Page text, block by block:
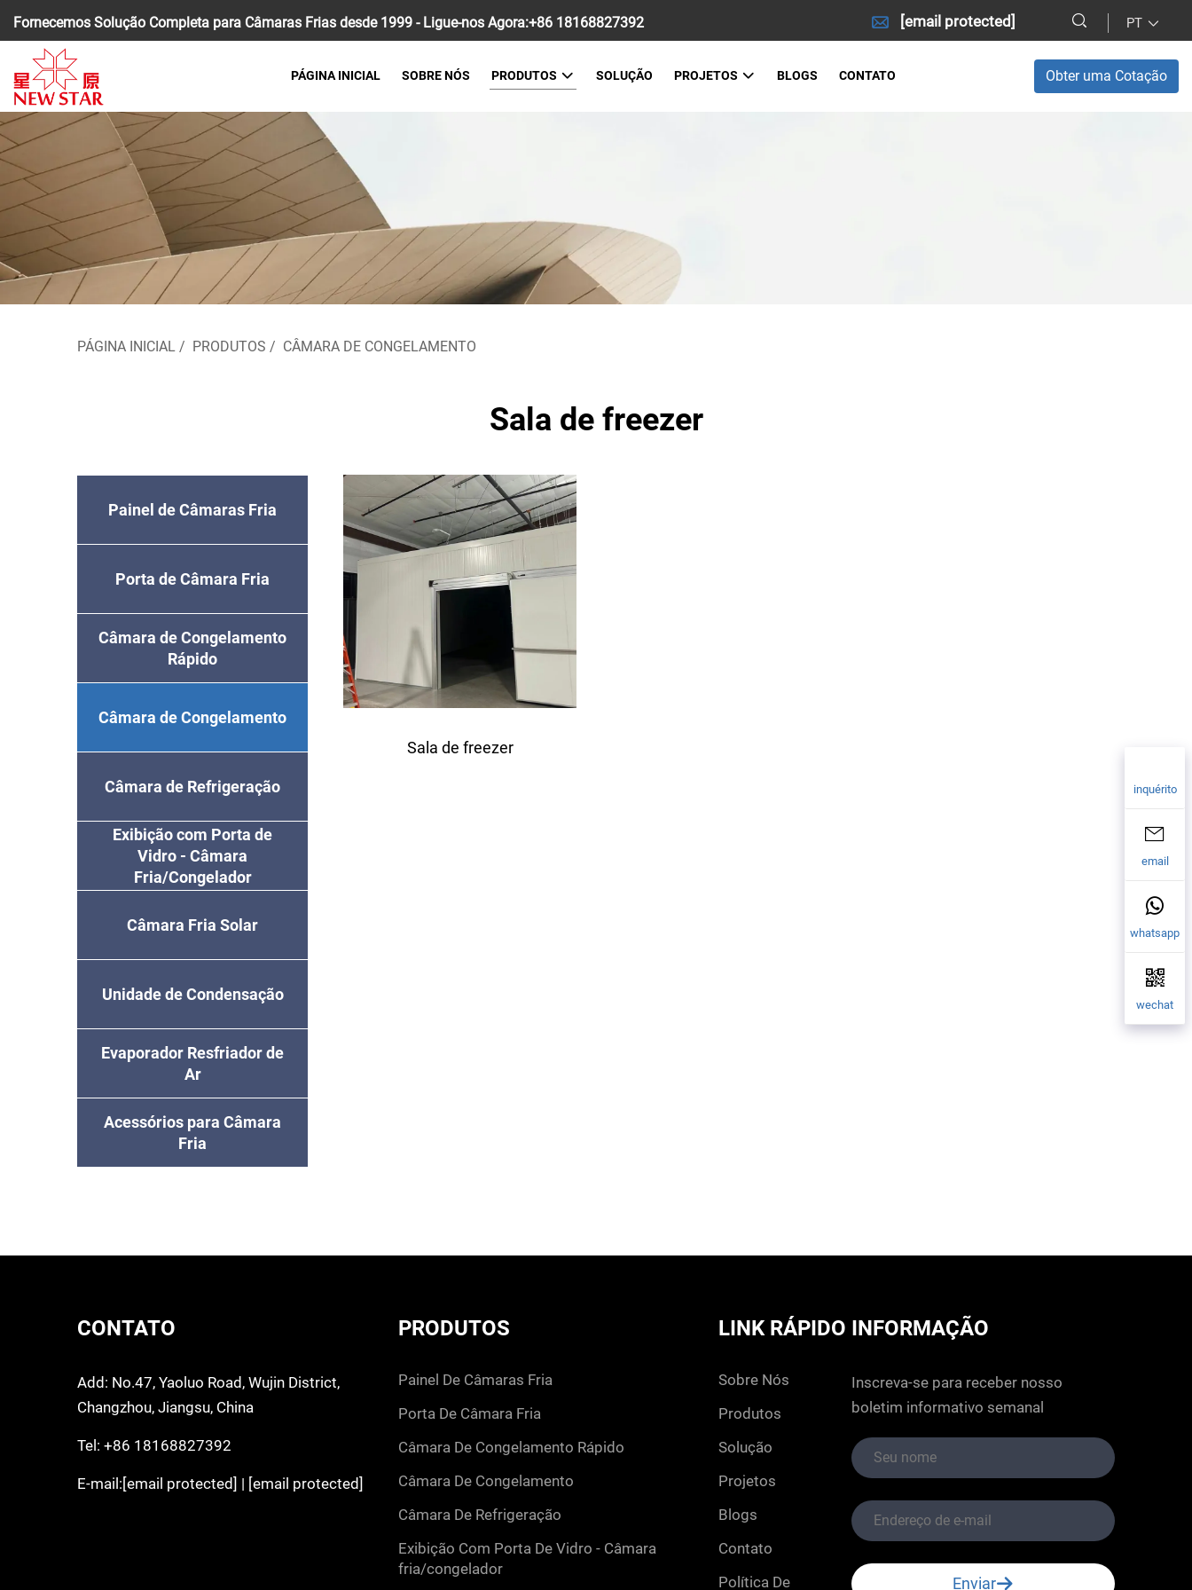
Fornecemos Solução Completa para Câmaras Frias desde 1999 - Ligue-nos Agora:+86 18168827392 [email protected] PT
PÁGINA INICIAL SOBRE NÓS PRODUTOS SOLUÇÃO PROJETOS BLOGS CONTATO Obter uma Cotação
PÁGINA INICIAL / PRODUTOS / CÂMARA DE CONGELAMENTO
Sala de freezer
Painel de Câmaras Fria
Porta de Câmara Fria
Câmara de Congelamento
Rápido
Câmara de Congelamento
Câmara de Refrigeração
Exibição com Porta de
Vidro - Câmara
Fria/Congelador
Câmara Fria Solar
Unidade de Condensação
Evaporador Resfriador de
Ar
Acessórios para Câmara
Fria
Sala de freezer
inquérito
email
whatsapp
wechat
CONTATO
Add: No.47, Yaoluo Road, Wujin District,
Changzhou, Jiangsu, China
Tel: +86 18168827392
E-mail: [email protected] | [email protected]
PRODUTOS
painel de câmaras fria
porta de câmara fria
câmara de congelamento rápido
câmara de congelamento
câmara de refrigeração
exibição com porta de vidro - câmara
fria/congelador
LINK RÁPIDO
sobre nós
produtos
solução
projetos
blogs
contato
política de
INFORMAÇÃO
Inscreva-se para receber nosso
boletim informativo semanal
Enviar